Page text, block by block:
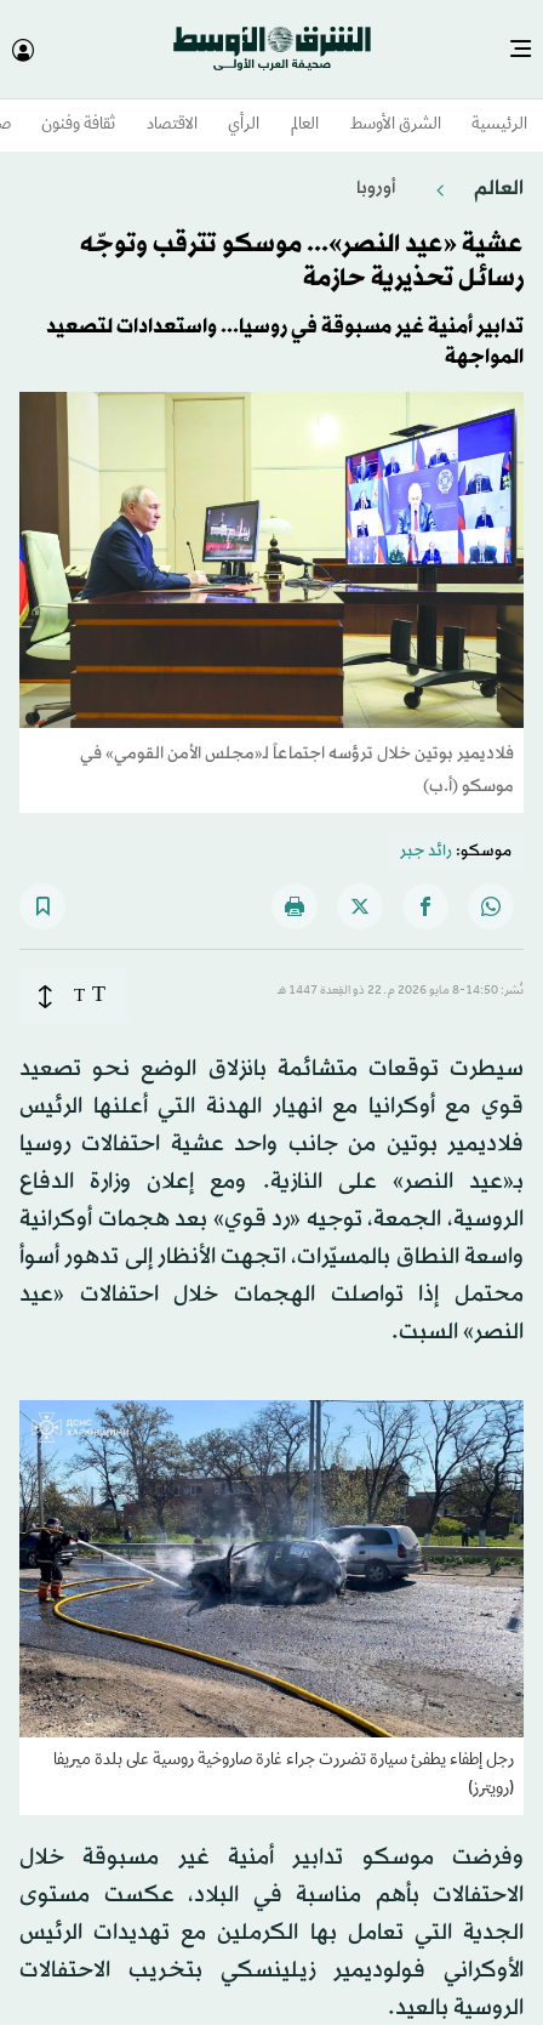
الرئيسية الشرق الأوسط​ العالم الرأي الاقتصاد ثقافة وفنون
العالم أوروبا
عشية «عيد النصر»... موسكو تترقب وتوجّه
رسائل تحذيرية حازمة
تدابير أمنية غير مسبوقة في روسيا... واستعدادات لتصعيد
المواجهة
فلاديمير بوتين خلال ترؤسه اجتماعاً لـ«مجلس الأمن القومي» في
موسكو (أ.ب)
موسكو:رائد جبر
نُشر: 14:50-8 مايو 2026 م ـ 22 ذو القِعدة 1447 هـ T
T
سيطرت توقعات متشائمة بانزلاق الوضع نحو تصعيد
قوي مع أوكرانيا مع انهيار الهدنة التي أعلنها الرئيس
فلاديمير بوتين من جانب واحد عشية احتفالات روسيا
بـ«عيد النصر» على النازية. ومع إعلان وزارة الدفاع
الروسية، الجمعة، توجيه «رد قوي» بعد هجمات أوكرانية
واسعة النطاق بالمسيّرات، اتجهت الأنظار إلى تدهور أسوأ
محتمل إذا تواصلت الهجمات خلال احتفالات «عيد
النصر» السبت.
رجل إطفاء يطفئ سيارة تضررت جراء غارة صاروخية روسية على بلدة ميريفا
(رويترز)
وفرضت موسكو تدابير أمنية غير مسبوقة خلال
الاحتفالات بأهم مناسبة في البلاد، عكست مستوى
الجدية التي تعامل بها الكرملين مع تهديدات الرئيس
الأوكراني فولوديمير زيلينسكي بتخريب الاحتفالات
الروسية بالعيد.